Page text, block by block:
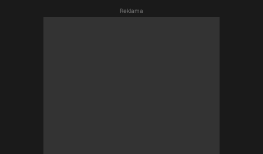
Reklama